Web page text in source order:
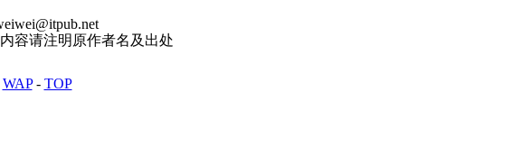
容请注明原作者名及出处
WAP- TOP